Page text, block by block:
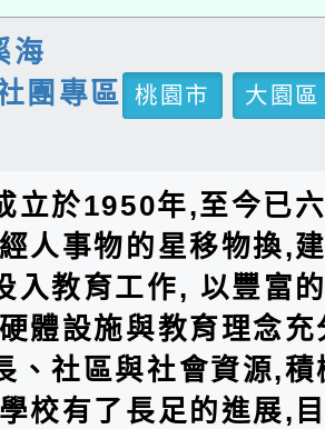
海
團專區
桃園市
大園區
立於1950年,至今已
人事物的星移物換,
入教育工作, 以豐富
體設施與教育理念
、社區與社會資源,
校有了長足的進展,